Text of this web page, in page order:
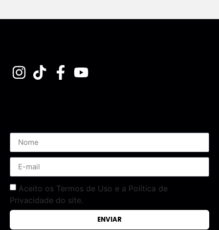
Aceito os Termos de Uso e a Política de
Privacidade do site.
ENVIAR